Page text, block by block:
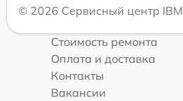
© 2026 Сервисный центр IBM
Стоимость ремонта
Оплата и доставка
Контакты
Вакансии